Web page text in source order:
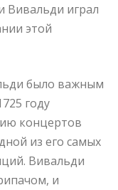
Вивальди играл
этой
было важным
году
концертов
из его самых
Вивальди
и